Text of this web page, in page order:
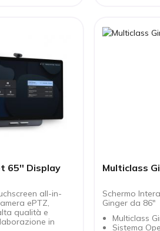
altoparlante
65'' Display
all-in-
ePTZ,
qualità e
in
Multiclass
Schermo
Ginger da 86"
Multiclass
Sistema